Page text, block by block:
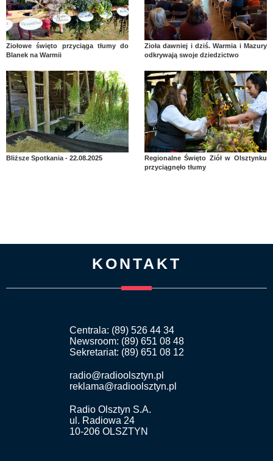
Ziołowe święto przyciąga tłumy do
Blanek na Warmii
Zioła dawniej i dziś. Warmia i Mazury
odkrywają swoje dziedzictwo
Bliższe Spotkania - 22.08.2025
Regionalne Święto Ziół w Olsztynku
przyciągnęło tłumy
KONTAKT
Centrala: (89) 526 44 34
Newsroom: (89) 651 08 48
Sekretariat: (89) 651 08 12
radio@radioolsztyn.pl
reklama@radioolsztyn.pl
Radio Olsztyn S.A.
ul. Radiowa 24
10-206 OLSZTYN